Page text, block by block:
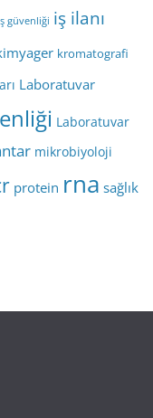
güvenliği iş ilanı
kromatografi
Laboratuvar
Laboratuvar
mikrobiyoloji
protein rna sağlık